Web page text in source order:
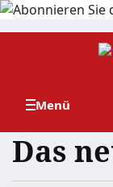
Zum
Das